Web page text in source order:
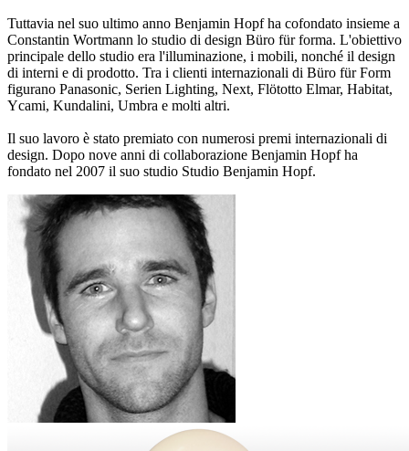
Tuttavia nel suo ultimo anno Benjamin Hopf ha cofondato insieme a
Constantin Wortmann lo studio di design Büro für forma. L'obiettivo
principale dello studio era l'illuminazione, i mobili, nonché il design
di interni e di prodotto. Tra i clienti internazionali di Büro für Form
figurano Panasonic, Serien Lighting, Next, Flötotto Elmar, Habitat,
Ycami, Kundalini, Umbra e molti altri.
Il suo lavoro è stato premiato con numerosi premi internazionali di
design. Dopo nove anni di collaborazione Benjamin Hopf ha
fondato nel 2007 il suo studio Studio Benjamin Hopf.